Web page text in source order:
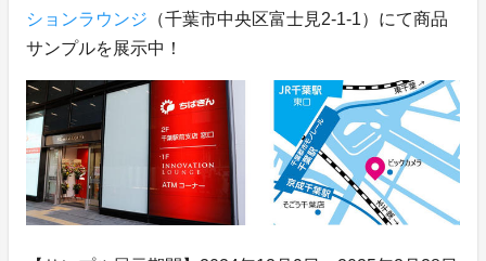
ションラウンジ （千葉市中央区富士見2-1-1）にて商品
サンプルを展示中！